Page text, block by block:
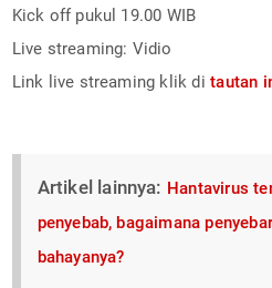
Kick off pukul 19.00 WIB
Live streaming: Vidio
Link live streaming klik ditautan
Artikel lainnya: Hantavirus
penyebab, bagaimana
bahayanya?